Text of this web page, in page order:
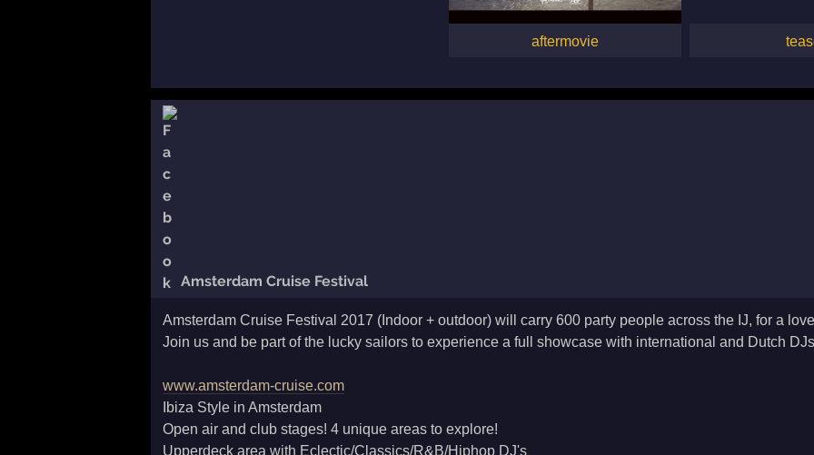
aftermovie
Amsterdam Cruise Festival
Amsterdam Cruise Festival 2017 (Indoor + outdoor) will carry 600 party people across the IJ, for a
Join us and be part of the lucky sailors to experience a full showcase with international and Dutch
www.amsterdam-cruise.com
Ibiza Style in Amsterdam
Open air and club stages! 4 unique areas to explore!
Upperdeck area with Eclectic/Classics/R&B/Hiphop DJ's